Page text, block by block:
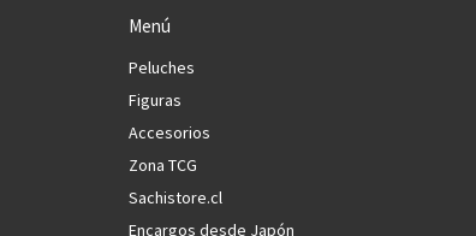
Menú
Peluches
Figuras
Accesorios
Zona TCG
Sachistore.cl
Encargos desde Japón